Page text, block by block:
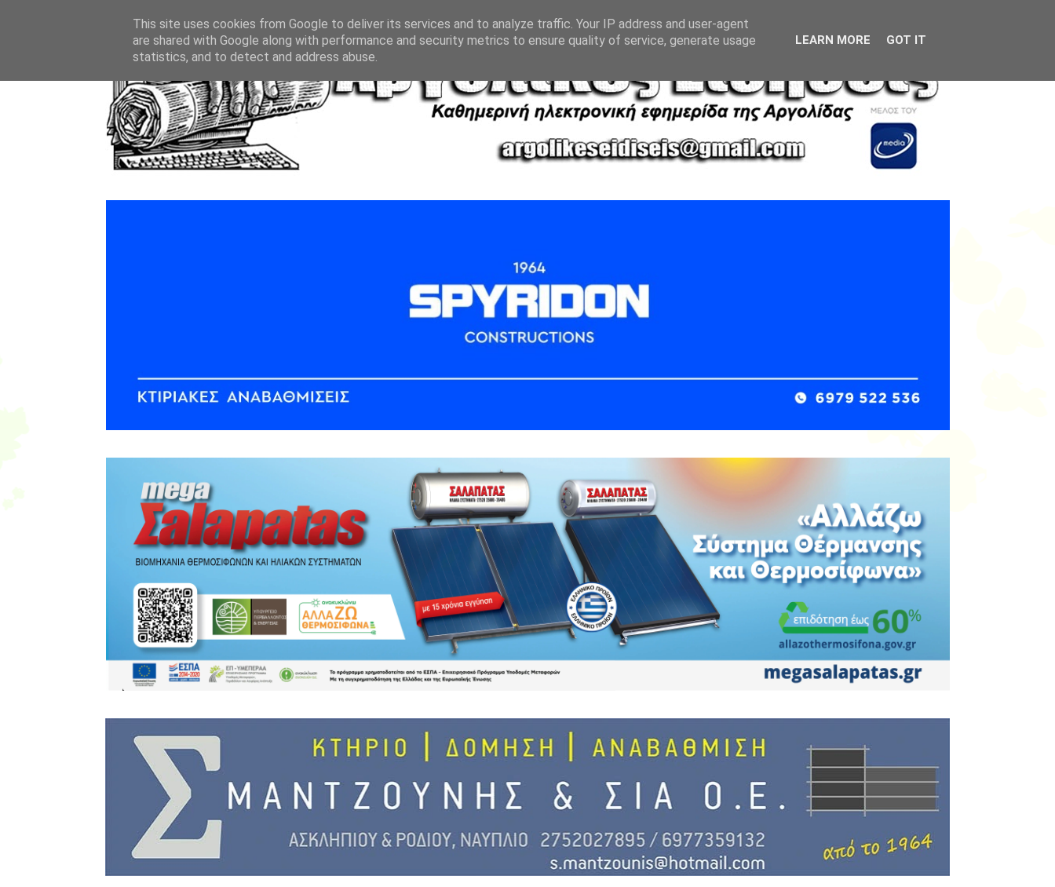
This site uses cookies from Google to deliver its services and to analyze traffic. Your IP address and user-agent
are shared with Google along with performance and security metrics to ensure quality of service, generate usage
statistics, and to detect and address abuse.
LEARN MORE GOT IT